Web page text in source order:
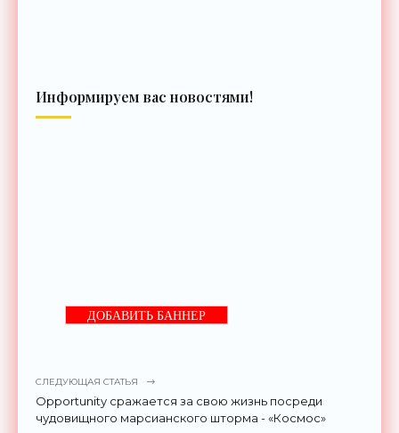
Информируем вас новостями!
ДОБАВИТЬ БАННЕР
СЛЕДУЮЩАЯ СТАТЬЯ
Opportunity сражается за свою жизнь посреди
чудовищного марсианского шторма - «Космос»